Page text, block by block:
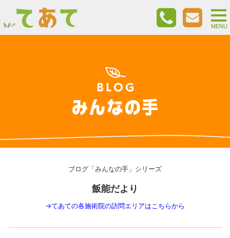
ブログ「みんなの手」シリーズ
飯能だより
→てあての各施術院の訪問エリアはこちらから
MENU